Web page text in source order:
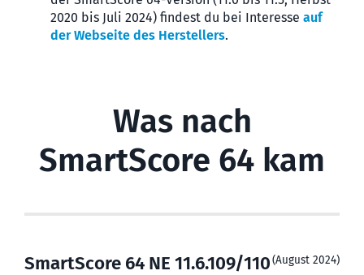
2020 bis Juli 2024) findest du bei Interesse auf
der Webseite des Herstellers.
Was nach
SmartScore 64 kam
SmartScore 64 NE 11.6.109/110(August 2024)